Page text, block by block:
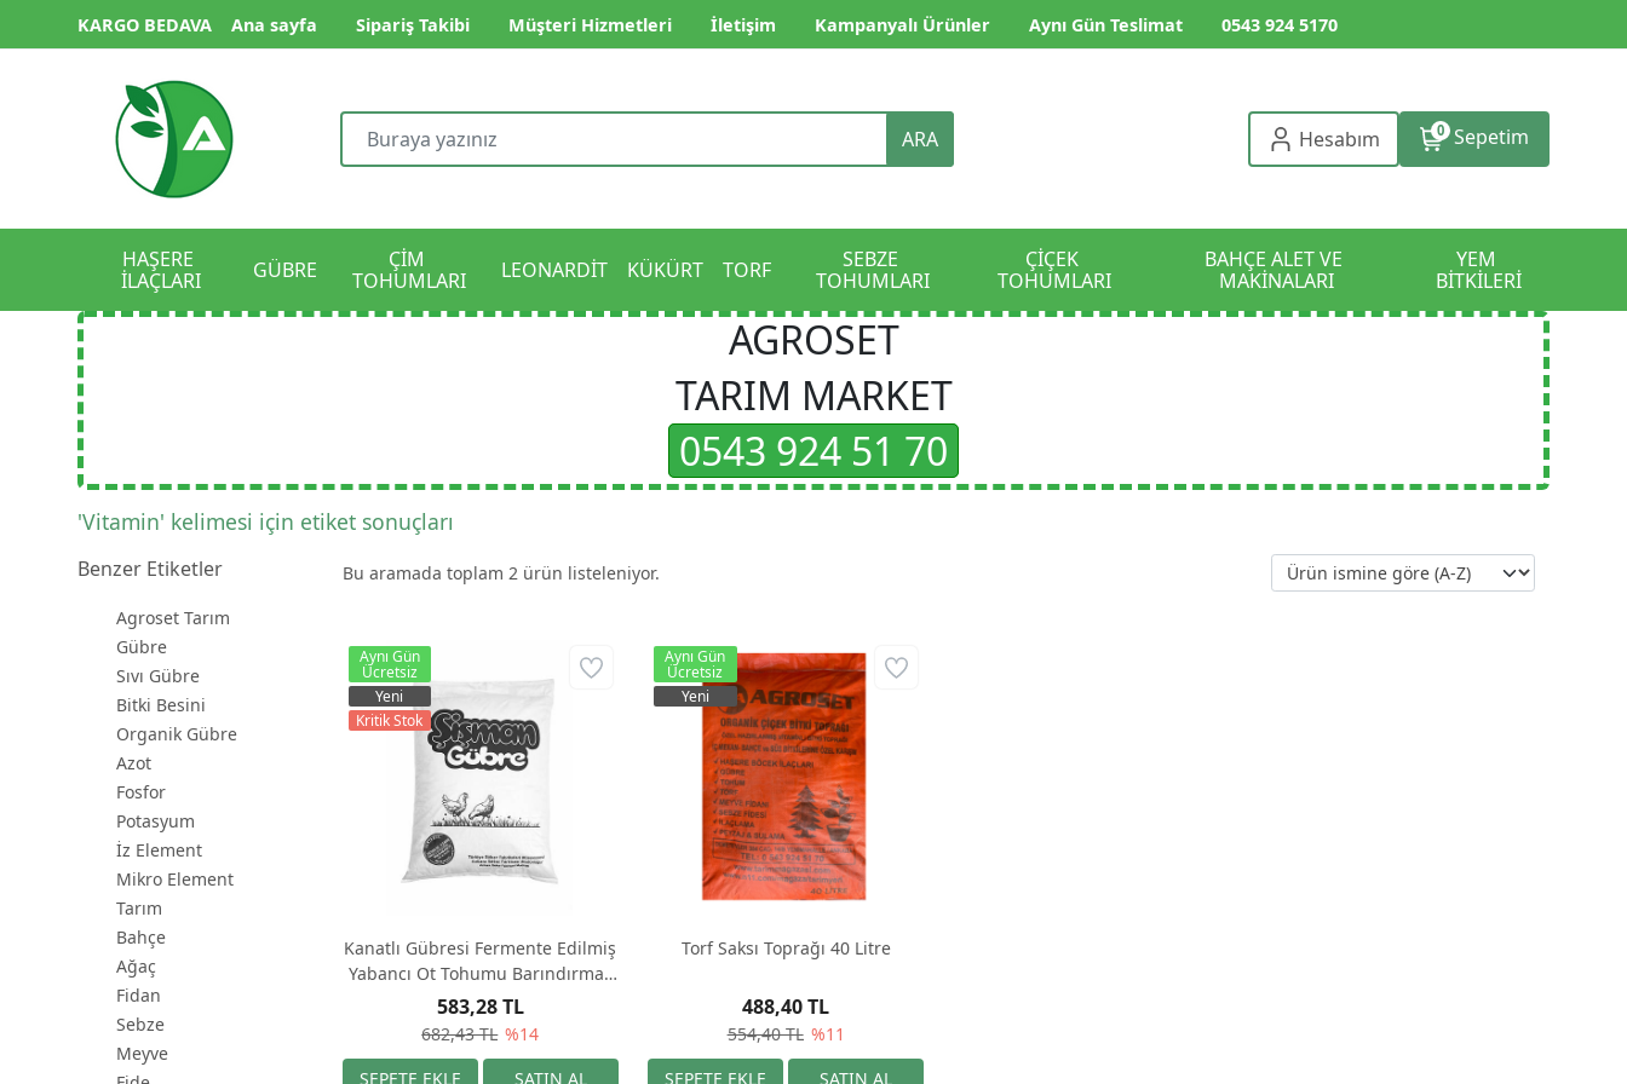
KARGO BEDAVA Ana sayfa Sipariş Takibi Müşteri Hizmetleri İletişim Kampanyalı Ürünler Aynı Gün Teslimat 0543 924 5170
ARA Hesabım 0 Sepetim
HAŞERE
İLAÇLARI
GÜBRE
ÇİM
TOHUMLARI
LEONARDİT KÜKÜRT TORF
SEBZE
TOHUMLARI
ÇİÇEK
TOHUMLARI
BAHÇE ALET VE
MAKİNALARI
YEM
BİTKİLERİ
AGROSET
TARIM MARKET
0543 924 51 70
'Vitamin' kelimesi için etiket sonuçları
Benzer Etiketler
Agroset Tarım
Gübre
Sıvı Gübre
Bitki Besini
Organik Gübre
Azot
Fosfor
Potasyum
İz Element
Mikro Element
Tarım
Bahçe
Ağaç
Fidan
Sebze
Meyve
Bu aramada toplam 2ürün listeleniyor.
Kanatlı Gübresi Fermente Edilmiş
Yabancı Ot Tohumu Barındırmaz
Organik 60 litre
682,43 TL %14
583,28 TL
Aynı Gün
Ücretsiz
Yeni
Kritik Stok
Torf Saksı Toprağı 40 Litre
554,40 TL %11
488,40 TL
Aynı Gün
Ücretsiz
Yeni